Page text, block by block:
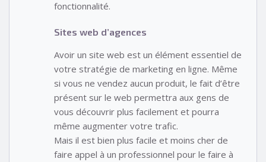
fonctionnalité.
Sites web d’agences
Avoir un site web est un élément essentiel de
votre stratégie de marketing en ligne. Même
si vous ne vendez aucun produit, le fait d’être
présent sur le web permettra aux gens de
vous découvrir plus facilement et pourra
même augmenter votre trafic.
Mais il est bien plus facile et moins cher de
faire appel à un professionnel pour le faire à